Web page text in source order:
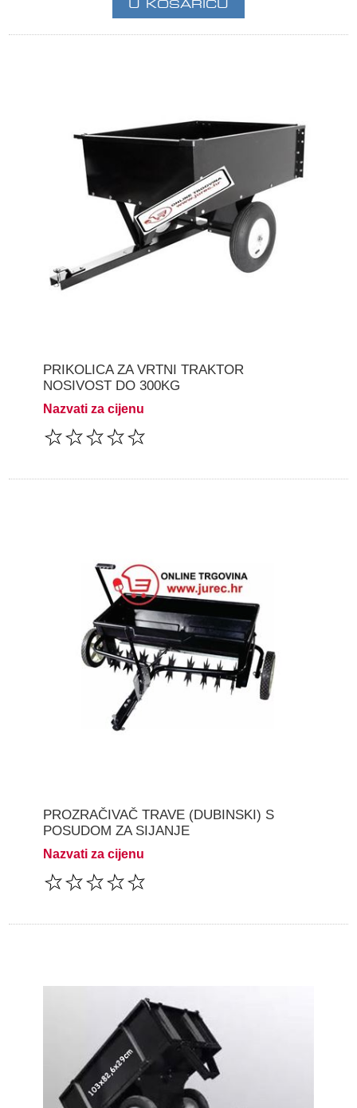
PRIKOLICA ZA VRTNI TRAKTOR
NOSIVOST DO 300KG
Nazvati za cijenu
PROZRAČIVAČ TRAVE (DUBINSKI) S
POSUDOM ZA SIJANJE
Nazvati za cijenu